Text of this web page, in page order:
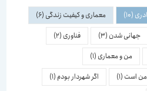
(10) معماری و کیفیت زندگی(6)
جهانی شدن(3) فناوری(2)
من و معماری(1)
است(1) اگر شهردار بودم(1)